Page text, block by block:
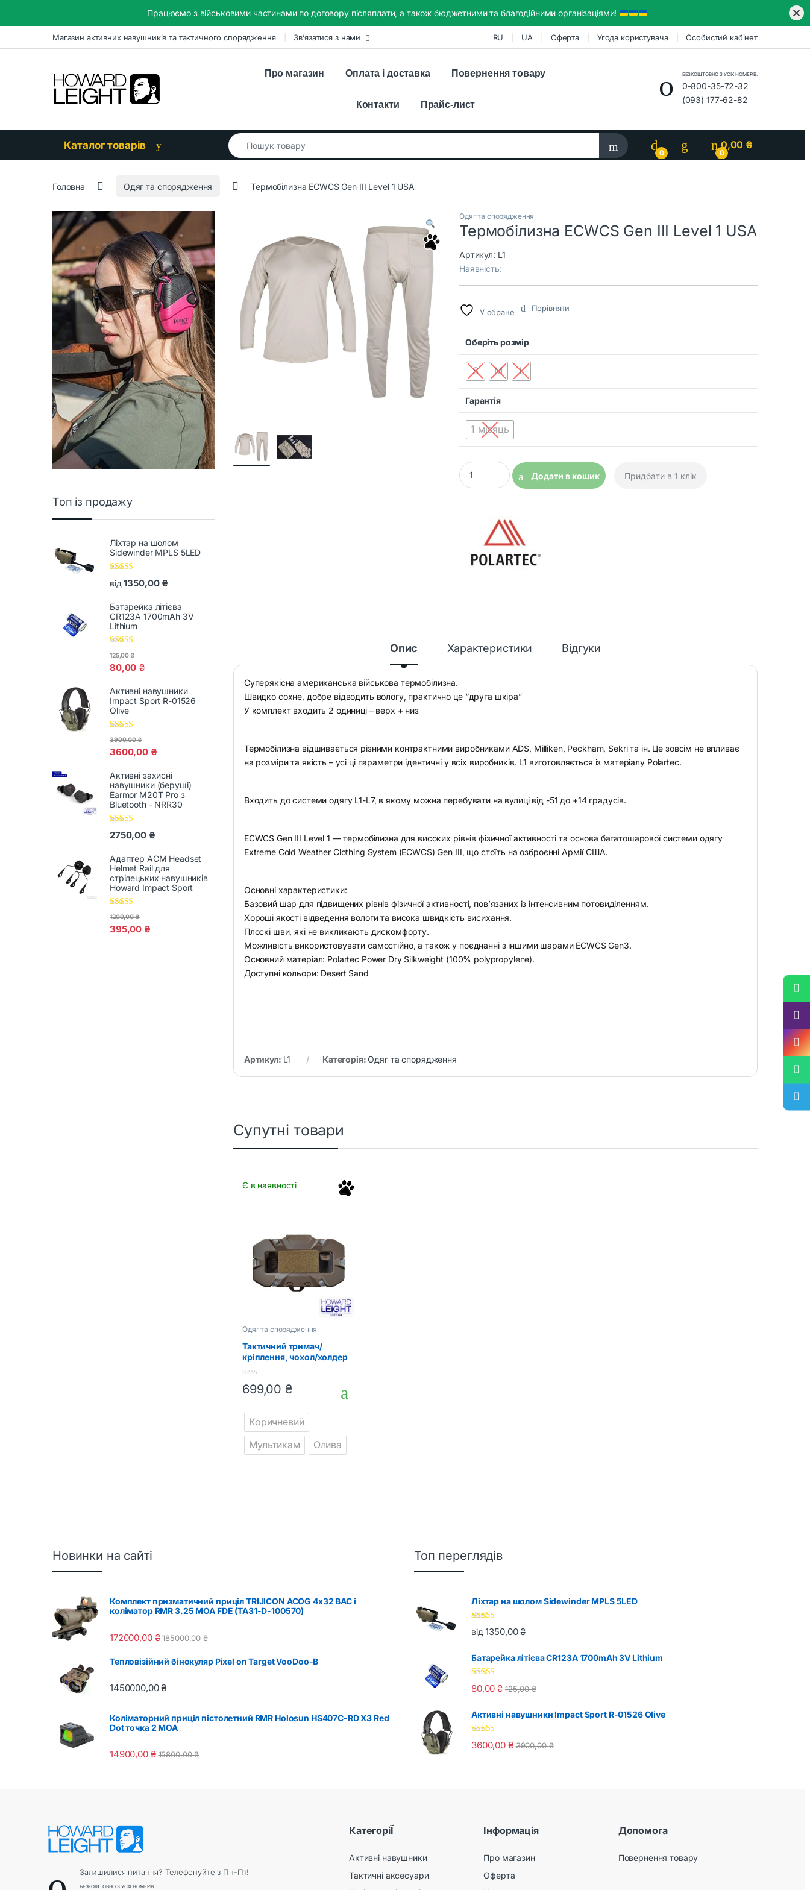
Skip to navigation
Skip to contentМагазин активних навушників та тактичного спорядження Зв’язатися з нами RU UA Оферта Угода користувача Особистий кабінет
Про магазин Оплата і доставка Повернення товару
Контакти Прайс-лист
БЕЗКОШТОВНО З УСІХ НОМЕРІВ:
0-800-35-72-32
(093) 177-62-82
Каталог товарів
Search for:
0 0
0,00 ₴
Головна Одяг та спорядження Термобілизна ECWCS Gen III Level 1 USA
Одяг та спорядження
Термобілизна ECWCS Gen III Level 1 USA
Артикул: L1
Наявність:
У обране Порівняти
Оберіть розмір
S M L
Гарантія
1 місяць
Термобілизна ECWCS Gen III Level 1 USA quantity
Додати в кошик
Придбати в 1 клік
Опис Характеристики Відгуки
Суперякісна американська військова термобілизна.
Швидко сохне, добре відводить вологу, практично це “друга шкіра”
У комплект входить 2 одиниці – верх + низ
Термобілизна відшивається різними контрактними виробниками ADS, Milliken, Peckham, Sekri та ін. Це зовсім не впливає
на розміри та якість – усі ці параметри ідентичні у всіх виробників. L1 виготовляється із матеріалу Polartec.
Входить до системи одягу L1-L7, в якому можна перебувати на вулиці від -51 до +14 градусів.
ECWCS Gen III Level 1 — термобілизна для високих рівнів фізичної активності та основа багатошарової системи одягу
Extreme Cold Weather Clothing System (ECWCS) Gen III, що стоїть на озброєнні Армії США.
Основні характеристики:
Базовий шар для підвищених рівнів фізичної активності, пов’язаних із інтенсивним потовиділенням.
Хороші якості відведення вологи та висока швидкість висихання.
Плоскі шви, які не викликають дискомфорту.
Можливість використовувати самостійно, а також у поєднанні з іншими шарами ECWCS Gen3.
Основний матеріал: Polartec Power Dry Silkweight (100% polypropylene).
Доступні кольори: Desert Sand
Артикул: L1 Категорія:Одяг та спорядження
Супутні товари
Є в наявності
Одяг та спорядження
Тактичний тримач/
кріплення, чохол/холдер
для мобільного телефону
0
o
5
699,00 ₴
Цей товар має кілька варіантів. Параметри можна вибрати на сторінці товару
Коричневий
Мультикам
Олива
Топ із продажу
Ліхтар на шолом
Sidewinder MPLS 5LED
Оцінено в
5.00 з 5
від1350,00 ₴
Батарейка літієва
CR123A 1700mAh 3V
Lithium
Оцінено в
5.00
80,00 ₴
125,00₴
Активні навушники
Impact Sport R-01526
Olive
Оцінено в
з 5
3600,00 ₴
3900,00₴
Активні захисні
навушники (беруші)
Earmor M20T Pro з
Bluetooth - NRR30
Оцінено в
5.00з 5
2750,00 ₴
Адаптер ACM Headset
Helmet Rail для
стрілецьких навушників
Howard Impact Sport
Оцінено в
5.00з 5
395,00 ₴
1200,00₴
Новинки на сайті
Комплект призматичний приціл TRIJICON ACOG 4x32 BAC і
коліматор RMR 3.25 МОА FDE (TA31-D-100570)
172000,00 ₴ 185000,00₴
Тепловізійний бінокуляр Pixel on Target VooDoo-B
1450000,00₴
Коліматорний приціл пістолетний RMR Holosun HS407C-RD X3 Red
Dot точка 2 MOA
14900,00 ₴ 15800,00₴
Топ переглядів
Ліхтар на шолом Sidewinder MPLS 5LED
Оцінено в
5.00 з 5
від1350,00₴
Батарейка літієва CR123A 1700mAh 3V Lithium
Оцінено в
5.00з 5
80,00₴ 125,00₴
Активні навушники Impact Sport R-01526 Olive
Оцінено в
5.00з 5
3600,00 ₴ 3900,00₴
Залишилися питання? Телефонуйте з Пн-Пт!
БЕЗКОШТОВНО З УСІХ НОМЕРІВ:
КатегоріЇ
Активні навушники
Тактичні аксесуари
Інформація
Про магазин
Оферта
Допомога
Повернення товару
Працюємо з військовими частинами по договору післяплати, а також бюджетними та благодійними організаціями!